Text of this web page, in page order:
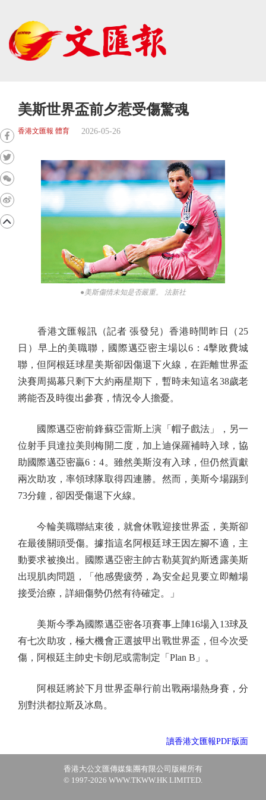
美斯世界盃前夕惹受傷驚魂
香港文匯報 體育 2026-05-26
●美斯傷情未知是否嚴重。 法新社
香港文匯報訊（記者 張發兒）香港時間昨日（25
日）早上的美職聯，國際邁亞密主場以6：4擊敗費城
聯，但阿根廷球星美斯卻因傷退下火線，在距離世界盃
決賽周揭幕只剩下大約兩星期下，暫時未知這名38歲老
將能否及時復出參賽，情況令人擔憂。
國際邁亞密前鋒蘇亞雷斯上演「帽子戲法」，另一
位射手貝達拉美則梅開二度，加上迪保羅補時入球，協
助國際邁亞密贏6：4。雖然美斯沒有入球，但仍然貢獻
兩次助攻，率領球隊取得四連勝。然而，美斯今場踢到
73分鐘，卻因受傷退下火線。
今輪美職聯結束後，就會休戰迎接世界盃，美斯卻
在最後關頭受傷。據指這名阿根廷球王因左腳不適，主
動要求被換出。國際邁亞密主帥古勒莫賀約斯透露美斯
出現肌肉問題，「他感覺疲勞，為安全起見要立即離場
接受治療，詳細傷勢仍然有待確定。」
美斯今季為國際邁亞密各項賽事上陣16場入13球及
有七次助攻，極大機會正選披甲出戰世界盃，但今次受
傷，阿根廷主帥史卡朗尼或需制定「Plan B」。
阿根廷將於下月世界盃舉行前出戰兩場熱身賽，分
別對洪都拉斯及冰島。
讀香港文匯報PDF版面
香港大公文匯傳媒集團有限公司版權所有
© 1997-2026 WWW.TKWW.HK LIMITED.